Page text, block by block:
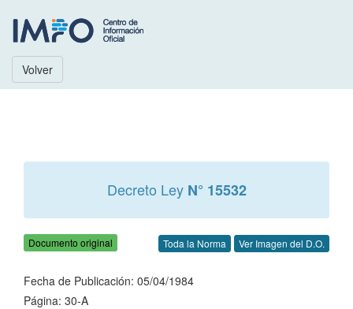
Volver
Decreto Ley N° 15532
Documento original Toda la Norma Ver Imagen del D.O.
Fecha de Publicación: 05/04/1984
Página: 30-A